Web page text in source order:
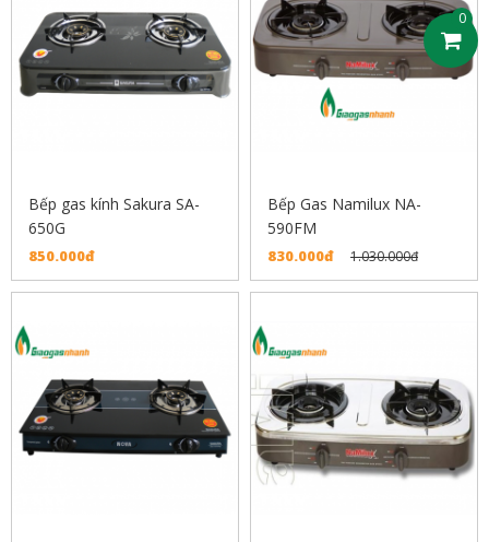
0
Bếp gas kính Sakura SA-
650G
850.000đ
Bếp Gas Namilux NA-
590FM
830.000đ 1.030.000đ